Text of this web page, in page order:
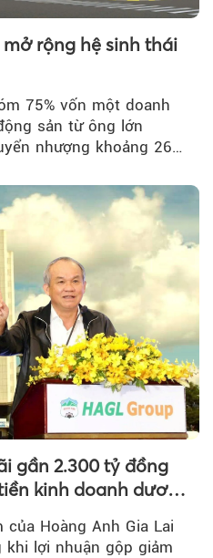
rộng hệ sinh thái
75% vốn một doanh
sản từ ông lớn
nhượng khoảng 262
gần 2.300 tỷ đồng
kinh doanh dương
Hoàng Anh Gia Lai
khi lợi nhuận gộp giảm